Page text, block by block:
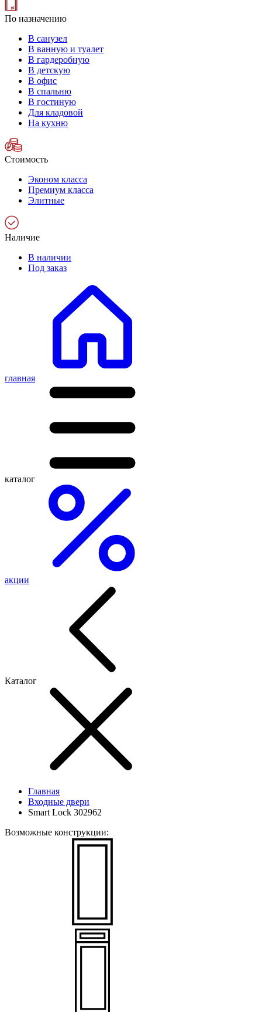
По назначению
В санузел
В ванную и туалет
В гардеробную
В детскую
В офис
В спальню
В гостиную
Для кладовой
На кухню
Стоимость
Эконом класса
Премиум класса
Элитные
Наличие
В наличии
Под заказ
главная
каталог
акции
Каталог
Главная
Входные двери
Smart Lock 302962
Возможные конструкции: